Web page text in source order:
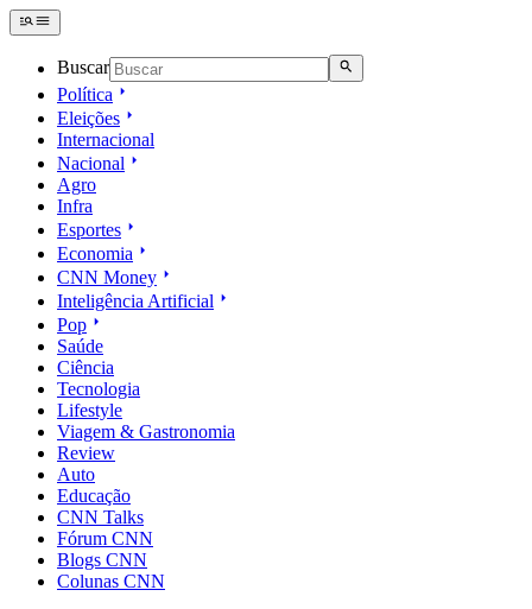
Buscar
Política
Eleições
Internacional
Nacional
Agro
Infra
Esportes
Economia
CNN Money
Inteligência Artificial
Pop
Saúde
Ciência
Tecnologia
Lifestyle
Viagem & Gastronomia
Review
Auto
Educação
CNN Talks
Fórum CNN
Blogs CNN
Colunas CNN